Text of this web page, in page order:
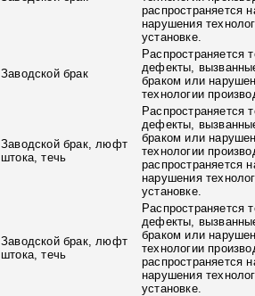
распространяется
нарушения
установке.
Заводской брак
Распространяется
дефекты,
браком или
технологии
Заводской брак, люфт
штока, течь
Распространяется
дефекты,
браком или
технологии
распространяется
нарушения
установке.
Заводской брак, люфт
штока, течь
Распространяется
дефекты,
браком или
технологии
распространяется
нарушения
установке.